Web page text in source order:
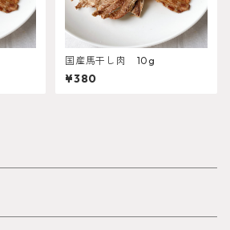
国産馬干し肉 10g
¥380